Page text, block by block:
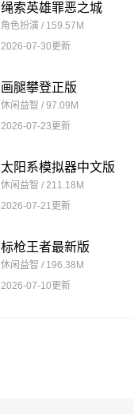
绳索英雄罪恶之城
角色扮演 / 159.57M
2026-07-30更新
画腿攀登正版
休闲益智 / 97.09M
2026-07-23更新
太阳系模拟器中文版
休闲益智 / 211.18M
2026-07-21更新
标枪王者最新版
休闲益智 / 196.38M
2026-07-10更新